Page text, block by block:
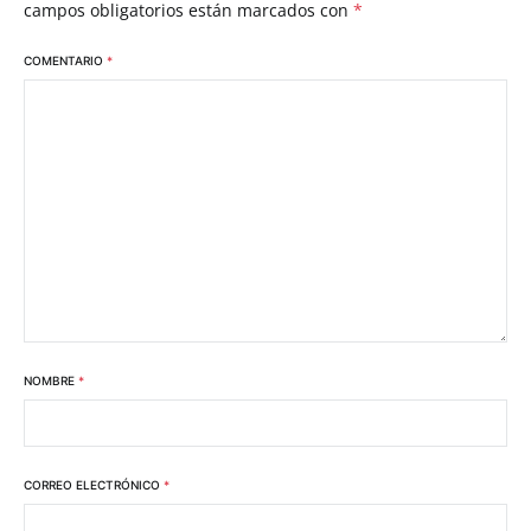
campos obligatorios están marcados con *
COMENTARIO *
NOMBRE *
CORREO ELECTRÓNICO *